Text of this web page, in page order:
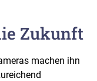
Zukunft
machen ihn